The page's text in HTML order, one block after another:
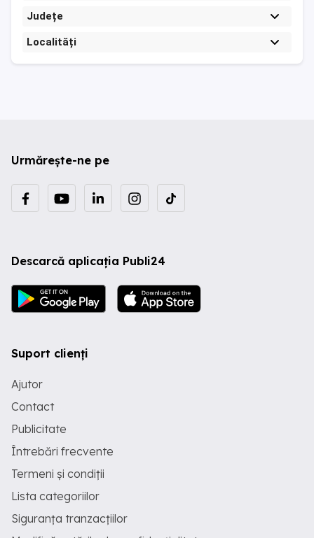
Județe
Localități
Urmărește-ne pe
Descarcă aplicația Publi24
Suport clienți
Ajutor
Contact
Publicitate
Întrebări frecvente
Termeni și condiții
Lista categoriilor
Siguranța tranzacțiilor